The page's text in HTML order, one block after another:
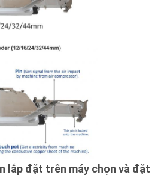
lắp đặt trên máy chọn và đặt